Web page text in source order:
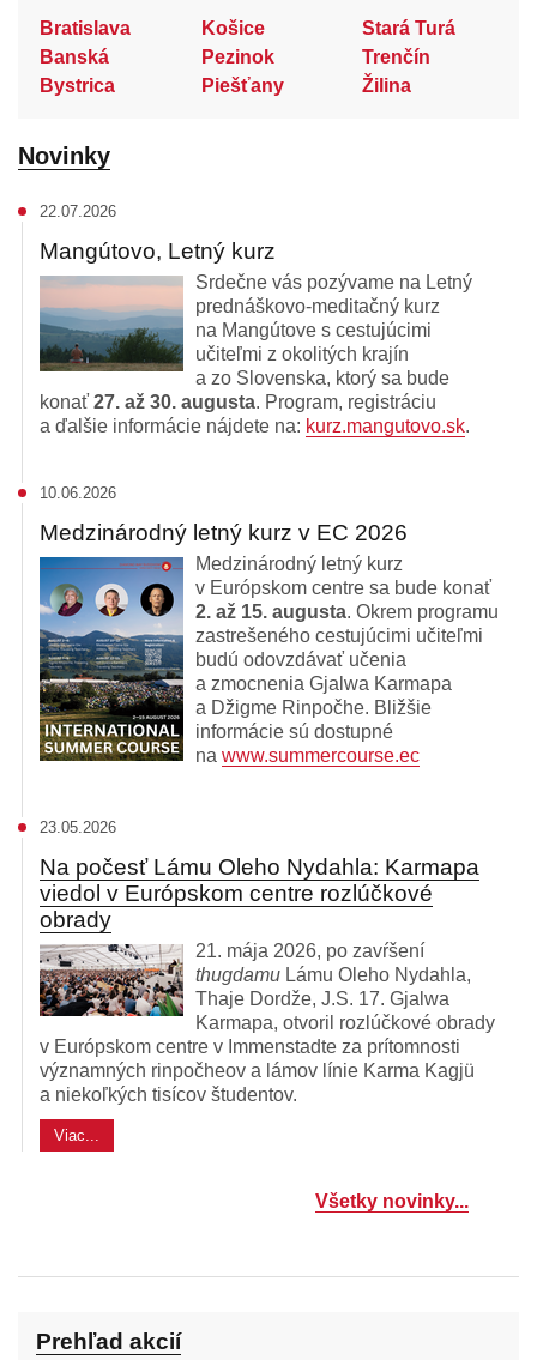
Bratislava
Banská
Bystrica
Košice
Pezinok
Piešťany
Stará Turá
Trenčín
Žilina
Novinky
Mangútovo, Letný kurz
22.07.2026
Srdečne vás pozývame na Letný
prednáškovo-meditačný kurz
na Mangútove s cestujúcimi
učiteľmi z okolitých krajín
a zo Slovenska, ktorý sa bude
konať 27. až 30. augusta. Program, registráciu
a ďalšie informácie nájdete na: kurz.mangutovo.sk.
Medzinárodný letný kurz v EC 2026
10.06.2026
Medzinárodný letný kurz
v Európskom centre sa bude konať
2. až 15. augusta. Okrem programu
zastrešeného cestujúcimi učiteľmi
budú odovzdávať učenia
a zmocnenia Gjalwa Karmapa
a Džigme Rinpočhe. Bližšie
informácie sú dostupné
na www.summercourse.ec
Na počesť Lámu Oleho Nydahla: Karmapa
viedol v Európskom centre rozlúčkové
obrady
23.05.2026
21. mája 2026, po zavŕšení
thugdamu Lámu Oleho Nydahla,
Thaje Dordže, J.S. 17. Gjalwa
Karmapa, otvoril rozlúčkové obrady
v Európskom centre v Immenstadte za prítomnosti
významných rinpočheov a lámov línie Karma Kagjü
a niekoľkých tisícov študentov.
Viac...
Všetky novinky...
Prehľad akcií